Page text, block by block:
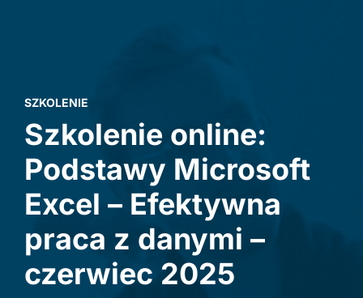
SZKOLENIE
Szkolenie online:
Podstawy Microsoft
Excel – Efektywna
praca z danymi –
czerwiec 2025